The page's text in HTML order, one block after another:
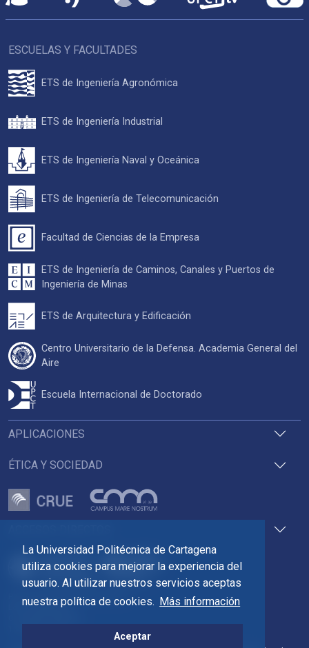
La Universidad Politécnica de Cartagena
utiliza cookies para mejorar la experiencia del
usuario. Al utilizar nuestros servicios aceptas
nuestra política de cookies. Más información
Aceptar
Pza. del Cronista Isidoro Valverde
Edif. La Milagrosa
APLICACIONES
ÉTICA Y SOCIEDAD
ESCUELAS Y FACULTADES
ETS de Ingeniería Agronómica
ETS de Ingeniería Industrial
ETS de Ingeniería Naval y Oceánica
ETS de Ingeniería de Telecomunicación
Facultad de Ciencias de la Empresa
ETS de Ingeniería de Caminos, Canales y Puertos de
Ingeniería de Minas
ETS de Arquitectura y Edificación
Centro Universitario de la Defensa. Academia General del
Aire
Escuela Internacional de Doctorado